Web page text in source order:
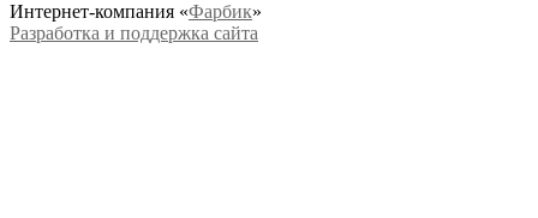
Интернет-компания «Фарбик»
Разработка и поддержка сайта